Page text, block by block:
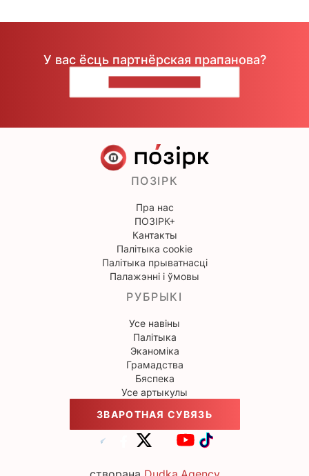
У вас ёсць партнёрская прапанова?
ПОЗІРК
Пра нас
ПОЗІРК+
Кантакты
Палітыка cookie
Палітыка прыватнасці
Палажэнні і ўмовы
РУБРЫКІ
Усе навіны
Палітыка
Эканоміка
Грамадства
Бяспека
Усе артыкулы
ЗВАРОТНАЯ СУВЯЗЬ